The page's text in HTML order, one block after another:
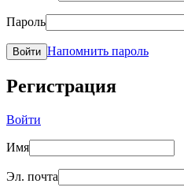
Пароль
Войти Напомнить пароль
Регистрация
Войти
Имя
Эл. почта